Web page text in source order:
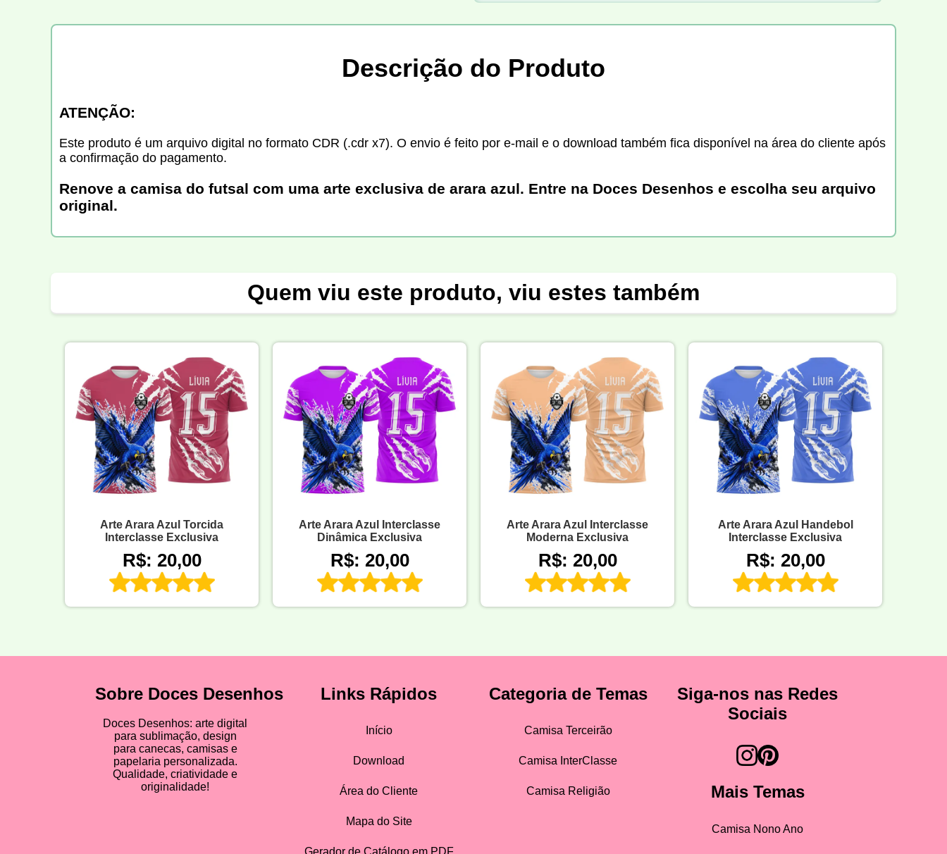
Descrição do Produto
ATENÇÃO:
Este produto é um arquivo digital no formato CDR (.cdr x7). O envio é feito por e-mail e o download também fica disponível na área do cliente após
a confirmação do pagamento.
Renove a camisa do futsal com uma arte exclusiva de arara azul. Entre na Doces Desenhos e escolha seu arquivo
original.
Quem viu este produto, viu estes também
Arte Arara Azul Torcida
Interclasse Exclusiva
R$: 20,00
Arte Arara Azul Interclasse
Dinâmica Exclusiva
R$: 20,00
Arte Arara Azul Interclasse
Moderna Exclusiva
R$: 20,00
Arte Arara Azul Handebol
Interclasse Exclusiva
R$: 20,00
Sobre Doces Desenhos
Doces Desenhos: arte digital
para sublimação, design
para canecas, camisas e
papelaria personalizada.
Qualidade, criatividade e
originalidade!
Links Rápidos
Início
Download
Área do Cliente
Mapa do Site
Categoria de Temas
Camisa Terceirão
Camisa InterClasse
Camisa Religião
Siga-nos nas Redes
Sociais
Mais Temas
Camisa Nono Ano